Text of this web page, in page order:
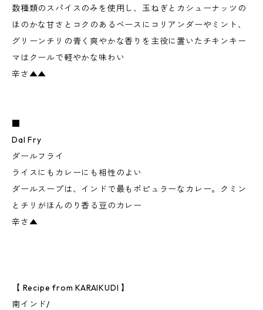
数種類のスパイスのみを使用し、玉ねぎとカシューナッツの
ほのかな甘さとコクのあるベースにコリアンダーやミント、
グリーンチリの青く爽やかな香りを主役に置いたチキンキー
マはクールで軽やかな味わい
辛さ▲▲
■
Dal Fry
ダールフライ
ライスにもカレーにも相性のよい
ダールスープは、インドで最もポピュラーなカレー。クミン
とチリがほんのり香る豆のカレー
辛さ▲
【 Recipe from KARAIKUDI 】
南インド/